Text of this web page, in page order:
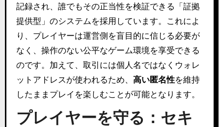
記録され、誰でもその正当性を検証できる「証拠
提供型」のシステムを採用しています。これによ
り、プレイヤーは運営側を盲目的に信じる必要が
なく、操作のない公平なゲーム環境を享受できる
のです。加えて、取引には個人名ではなくウォレ
ットアドレスが使われるため、 高い匿名性を維持
したままプレイを楽しむことが可能となります。
プレイヤーを守る：セキ